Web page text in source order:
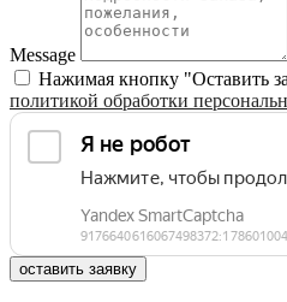
Message
Нажимая кнопку "Оставить
политикой обработки
оставить заявку